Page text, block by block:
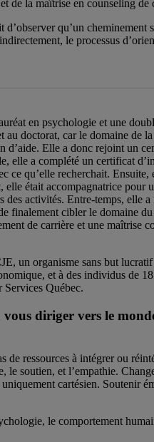
de la maîtrise en counseling de
qu’un cheminement
le processus
en psychologie et une
au doctorat, car le domaine de
Elle a donc rejoint un
elle a complété un certificat
ce qu’elle recherchait.
était accompagnatrice pour
des activités. Entre-temps, elle
finalement cibler le domaine
de carrière et une maîtrise
un organisme sans but
et à des individus de
Québec.
vous diriger vers le
de ressources à intégrer ou
soutien, et l’empathie.
cartésien. Soutenir
le comportement